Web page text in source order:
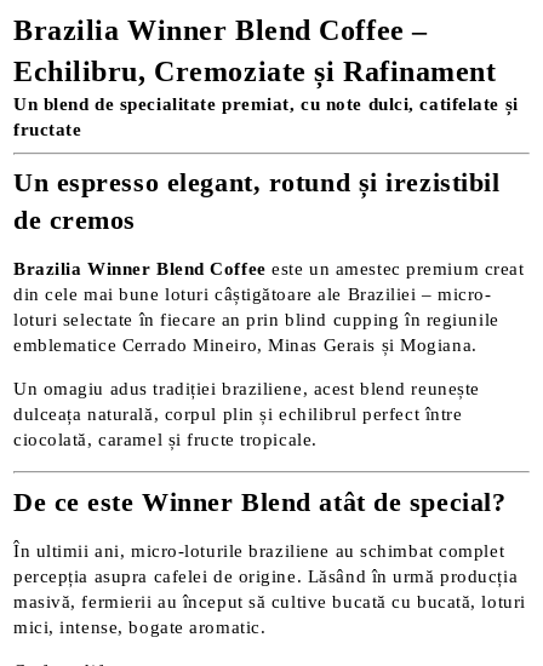
Brazilia Winner Blend Coffee –
Echilibru, Cremoziate și Rafinament
Un blend de specialitate premiat, cu note dulci, catifelate și
fructate
Un espresso elegant, rotund și irezistibil
de cremos
Brazilia Winner Blend Coffee este un amestec premium creat
din cele mai bune loturi câștigătoare ale Braziliei – micro-
loturi selectate în fiecare an prin blind cupping în regiunile
emblematice Cerrado Mineiro, Minas Gerais și Mogiana.
Un omagiu adus tradiției braziliene, acest blend reunește
dulceața naturală, corpul plin și echilibrul perfect între
ciocolată, caramel și fructe tropicale.
De ce este Winner Blend atât de special?
În ultimii ani, micro-loturile braziliene au schimbat complet
percepția asupra cafelei de origine. Lăsând în urmă producția
masivă, fermierii au început să cultive bucată cu bucată, loturi
mici, intense, bogate aromatic.